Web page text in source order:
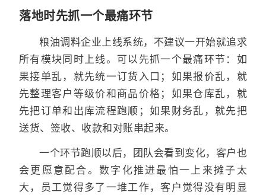
落地时先抓一个最痛环节
粮油调料企业上线系统，不建议一开始就追求
所有模块同时上线。可以先抓一个最痛环节：如
果接单乱，就先统一订货入口；如果报价乱，就
先整理客户等级价和商品价格；如果仓库乱，就
先把订单和出库流程跑顺；如果财务乱，就先把
送货、签收、收款和对账串起来。
一个环节跑顺以后，团队会看到变化，客户也
会更愿意配合。数字化推进最怕一上来摊子太
大，员工觉得多了一堆工作，客户觉得没有明显